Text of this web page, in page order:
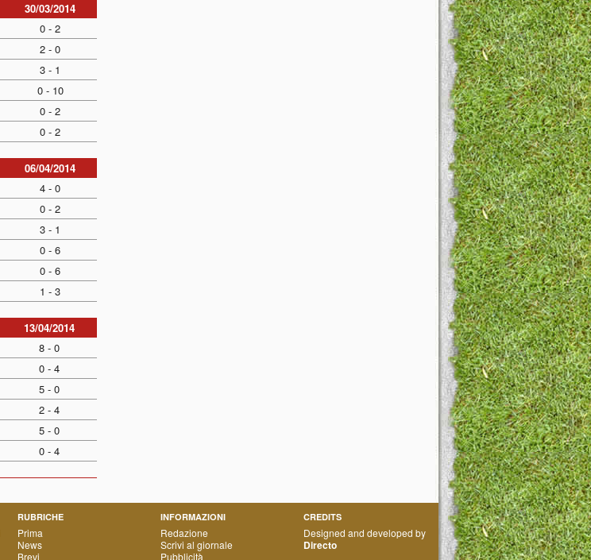
30/03/2014
0 - 2
2 - 0
3 - 1
0 - 10
0 - 2
0 - 2
06/04/2014
4 - 0
0 - 2
3 - 1
0 - 6
0 - 6
1 - 3
13/04/2014
8 - 0
0 - 4
5 - 0
2 - 4
5 - 0
0 - 4
RUBRICHE
Prima
News
Brevi
INFORMAZIONI
Redazione
Scrivi al giornale
Pubblicità
CREDITS
Designed and developed by
Directo